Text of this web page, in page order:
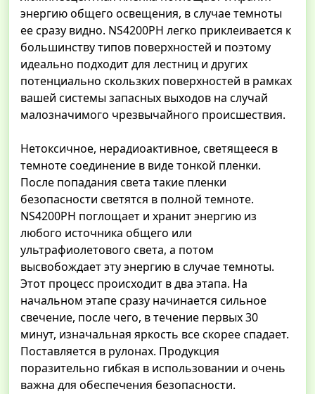
энергию общего освещения, в случае темноты
ее сразу видно. NS4200PH легко приклеивается к
большинству типов поверхностей и поэтому
идеально подходит для лестниц и других
потенциально скользких поверхностей в рамках
вашей системы запасных выходов на случай
малозначимого чрезвычайного происшествия.
Нетоксичное, нерадиоактивное, светящееся в
темноте соединение в виде тонкой пленки.
После попадания света такие пленки
безопасности светятся в полной темноте.
NS4200PH поглощает и хранит энергию из
любого источника общего или
ультрафиолетового света, а потом
высвобождает эту энергию в случае темноты.
Этот процесс происходит в два этапа. На
начальном этапе сразу начинается сильное
свечение, после чего, в течение первых 30
минут, изначальная яркость все скорее спадает.
Поставляется в рулонах. Продукция
поразительно гибкая в использовании и очень
важна для обеспечения безопасности.